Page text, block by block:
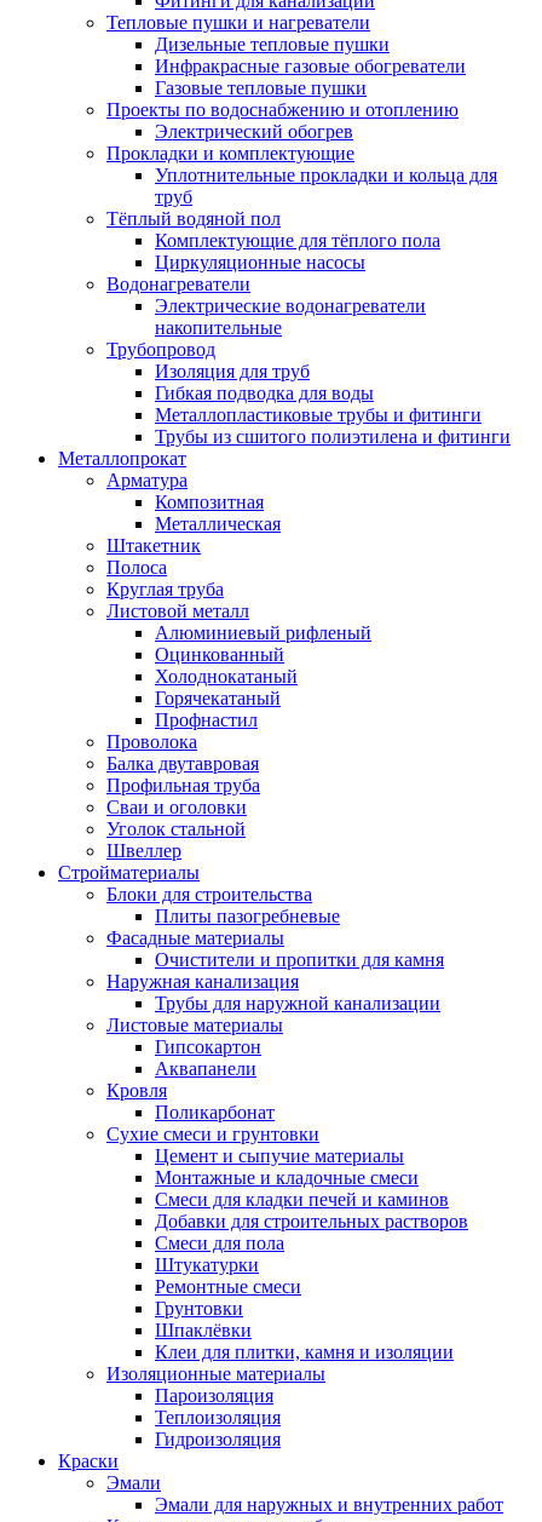
Тепловые пушки и нагреватели
Дизельные тепловые пушки
Инфракрасные газовые обогреватели
Газовые тепловые пушки
Проекты по водоснабжению и отоплению
Электрический обогрев
Прокладки и комплектующие
Уплотнительные прокладки и кольца для
труб
Тёплый водяной пол
Комплектующие для тёплого пола
Циркуляционные насосы
Водонагреватели
Электрические водонагреватели
накопительные
Трубопровод
Изоляция для труб
Гибкая подводка для воды
Металлопластиковые трубы и фитинги
Трубы из сшитого полиэтилена и фитинги
Металлопрокат
Арматура
Композитная
Металлическая
Штакетник
Полоса
Круглая труба
Листовой металл
Алюминиевый рифленый
Оцинкованный
Холоднокатаный
Горячекатаный
Профнастил
Проволока
Балка двутавровая
Профильная труба
Сваи и оголовки
Уголок стальной
Швеллер
Стройматериалы
Блоки для строительства
Плиты пазогребневые
Фасадные материалы
Очистители и пропитки для камня
Наружная канализация
Трубы для наружной канализации
Листовые материалы
Гипсокартон
Аквапанели
Кровля
Поликарбонат
Сухие смеси и грунтовки
Цемент и сыпучие материалы
Монтажные и кладочные смеси
Смеси для кладки печей и каминов
Добавки для строительных растворов
Смеси для пола
Штукатурки
Ремонтные смеси
Грунтовки
Шпаклёвки
Клеи для плитки, камня и изоляции
Изоляционные материалы
Пароизоляция
Теплоизоляция
Гидроизоляция
Краски
Эмали
Эмали для наружных и внутренних работ